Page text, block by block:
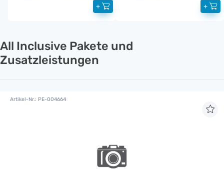
+ +
All Inclusive Pakete und
Zusatzleistungen
Artikel-Nr.: PE-004664